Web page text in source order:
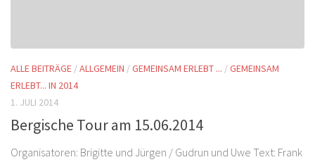
ALLE BEITRÄGE /ALLGEMEIN /GEMEINSAM ERLEBT ... /GEMEINSAM
ERLEBT... IN 2014
1. JULI 2014
Bergische Tour am 15.06.2014
Organisatoren: Brigitte und Jürgen / Gudrun und Uwe Text: Frank